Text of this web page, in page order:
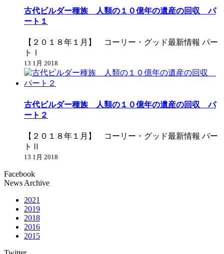
古代ビルダー種族 人類の１０億年の遺産の回収 パ
ート１
【２０１８年１月】 コーリー・グッド最新情報 パー
トⅠ
13 1月 2018
古代ビルダー種族 人類の１０億年の遺産の回収 パ
ート２
【２０１８年１月】 コーリー・グッド最新情報 パー
トⅡ
13 1月 2018
Facebook
News Archive
2021
2019
2018
2016
2015